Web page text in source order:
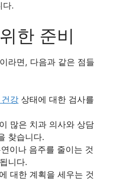
다.
한 준비
라면, 다음과 같은 점들
강 상태에 대한 검사를
많은 치과 의사와 상담
찾습니다.
이나 음주를 줄이는 것
니다.
대한 계획을 세우는 것